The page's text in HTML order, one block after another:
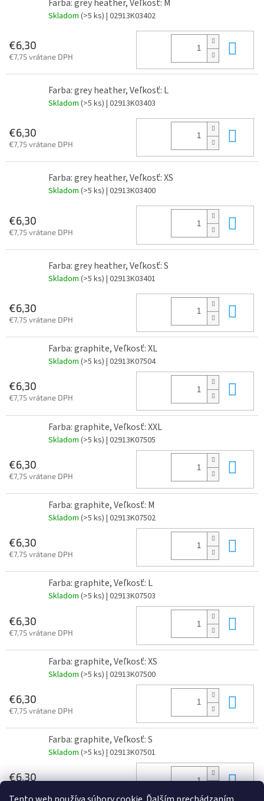
Farba: grey heather, Veľkosť: M
Skladom (>5 ks) | 02913K03402
€6,30
€7,75 vrátane DPH
Farba: grey heather, Veľkosť: L
Skladom (>5 ks) | 02913K03403
€6,30
€7,75 vrátane DPH
Farba: grey heather, Veľkosť: XS
Skladom (>5 ks) | 02913K03400
€6,30
€7,75 vrátane DPH
Farba: grey heather, Veľkosť: S
Skladom (>5 ks) | 02913K03401
€6,30
€7,75 vrátane DPH
Farba: graphite, Veľkosť: XL
Skladom (>5 ks) | 02913K07504
€6,30
€7,75 vrátane DPH
Farba: graphite, Veľkosť: XXL
Skladom (>5 ks) | 02913K07505
€6,30
€7,75 vrátane DPH
Farba: graphite, Veľkosť: M
Skladom (>5 ks) | 02913K07502
€6,30
€7,75 vrátane DPH
Farba: graphite, Veľkosť: L
Skladom (>5 ks) | 02913K07503
€6,30
€7,75 vrátane DPH
Farba: graphite, Veľkosť: XS
Skladom (>5 ks) | 02913K07500
€6,30
€7,75 vrátane DPH
Farba: graphite, Veľkosť: S
Skladom (>5 ks) | 02913K07501
€6,30 Do